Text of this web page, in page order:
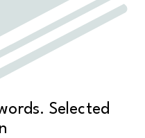
Selected